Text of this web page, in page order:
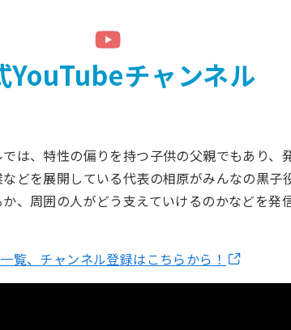
YouTubeチャンネル
は、特性の偏りを持つ子供の父親でもあり、
どを展開している代表の相原がみんなの黒子
、周囲の人がどう支えていけるのかなどを発
一覧、 チャンネル登録はこちらから！